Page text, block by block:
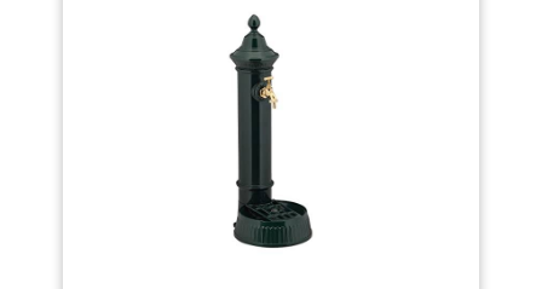
intérieur du bassin: 18 cm
- Profondeur du bassin: 2
cm